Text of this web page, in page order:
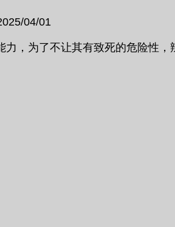
04/01
，为了不让其有致死的危险性